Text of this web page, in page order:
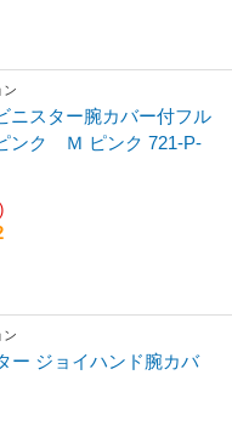
ン
スター腕カバー付フル
ンク Ｍ ピンク 721-P-
ン
ー ジョイハンド腕カバ